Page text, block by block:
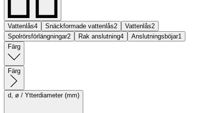
Vattenlås4 Snäckformade vattenlås2 Vattenlås2
Spolrörsförlängningar2 Rak anslutning4 Anslutningsböjar1
Färg
Färg
d, ø / Ytterdiameter (mm)